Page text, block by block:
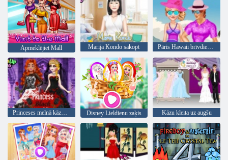
Apmeklējiet Mall Marija Kondo sakopt Pāris Hawaii brīvdienas
Princeses melnā kāzu kleita Disney Lieldienu zaķis Kāzu kleita uz augšu